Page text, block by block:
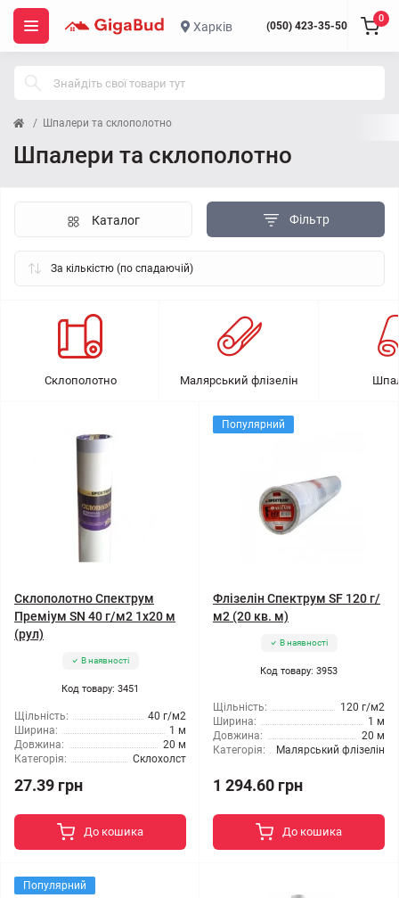
Харків (050) 423-35-50
0
Шпалери та склополотно
Шпалери та склополотно
Фільтр
Каталог
Склополотно Малярський флізелін
Склополотно Спектрум
Преміум SN 40 г/м2 1x20 м
(рул)
В наявності
Код товару: 3451
Щільність:
40 г/м2
Ширина:
1 м
Довжина:
20 м
Категорія:
Склохолст
27.39 грн
До кошика
Популярний
Флізелін Спектрум SF 120 г/
м2 (20 кв. м)
В наявності
Код товару: 3953
Щільність:
120 г/м2
Ширина:
1 м
Довжина:
20 м
Категорія:
Малярський флізелін
1 294.60 грн
До кошика
Популярний